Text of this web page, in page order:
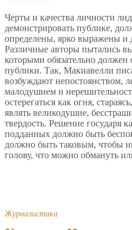
Черты и качества личности
демонстрировать публике,
определены, ярко выражены и
Различные авторы пытались
которыми обязательно должен
публики. Так, Макиавелли
возбуждают непостоянством,
малодушием и
остерегаться как огня,
являть великодушие,
твердость. Решение государя
подданных должно быть
должно быть таковым, чтобы
голову, что можно обмануть
Журналистика